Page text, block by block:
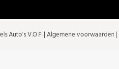
Auto's V.O.F. |Algemene voorwaarden |